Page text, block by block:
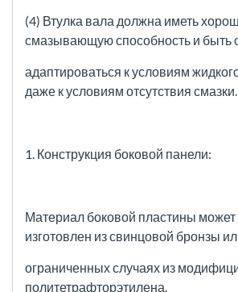
(4) Втулка вала должна иметь
смазывающую способность и быть
адаптироваться к условиям
даже к условиям отсутствия смазки.
1. Конструкция боковой панели:
Материал боковой пластины
изготовлен из свинцовой бронзы
ограниченных случаях из
политетрафторэтилена.